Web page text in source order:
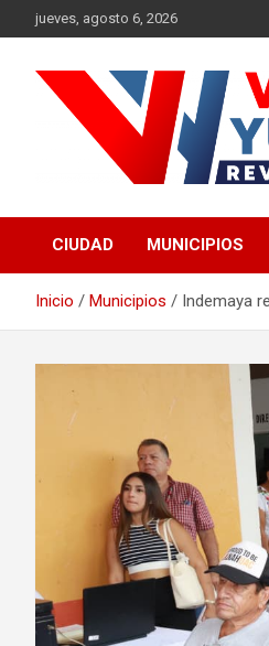
Saltar
al
jueves, agosto 6, 2026
Vector
CIUDAD MUNICIPIOS
Inicio Municipios Indemaya